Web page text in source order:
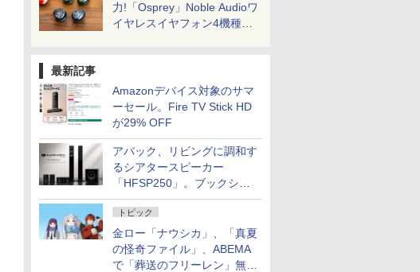
力!「Osprey」Noble Audioワ
イヤレスイヤフォン4機種を
最新記事
Amazonデバイス対象のサマ
ーセール。Fire TV Stick HD
が29% OFF
アバック、リビングに調和す
るシアタースピーカー
「HFSP250」。ブックシェ
ルフはペア3万円以下
トピック
金ロー「ナウシカ」、「真夏
の怪奇ファイル」、ABEMA
で「葬送のフリーレン」無料